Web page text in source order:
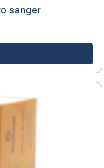
sanger